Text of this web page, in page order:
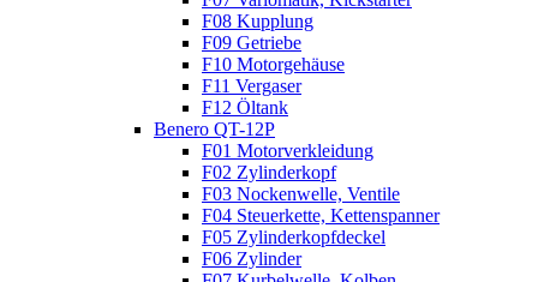
F08 Kupplung
F09 Getriebe
F10 Motorgehäuse
F11 Vergaser
F12 Öltank
Benero QT-12P
F01 Motorverkleidung
F02 Zylinderkopf
F03 Nockenwelle, Ventile
F04 Steuerkette, Kettenspanner
F05 Zylinderkopfdeckel
F06 Zylinder